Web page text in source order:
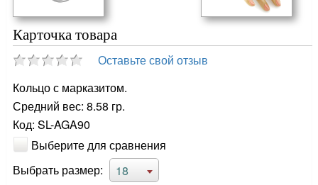
Карточка товара
Оставьте свой отзыв
Кольцо с марказитом.
Средний вес: 8.58 гр.
Код: SL-AGA90
Выберите для сравнения
Выбрать размер:
18